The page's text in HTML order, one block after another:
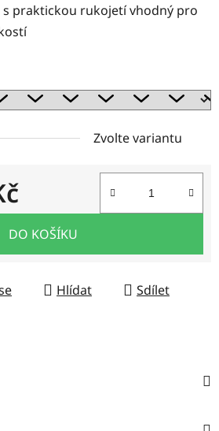
praktickou rukojetí vhodný pro
Zvolte variantu
DO KOŠÍKU
Hlídat Sdílet